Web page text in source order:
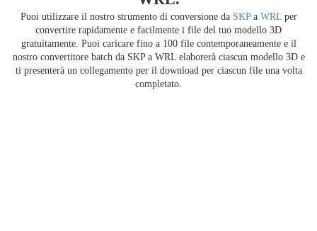
Puoi utilizzare il nostro strumento di conversione da SKPa WRLper
convertire rapidamente e facilmente i file del tuo modello 3D
gratuitamente. Puoi caricare fino a 100 file contemporaneamente e il
nostro convertitore batch da SKP a WRL elaborerà ciascun modello 3D e
ti presenterà un collegamento per il download per ciascun file una volta
completato.